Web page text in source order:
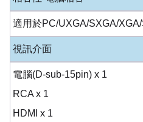
適用於PC/UXGA/SXGA/
視訊介面
電腦(D-sub-15pin) x 1
RCA x 1
HDMI x 1